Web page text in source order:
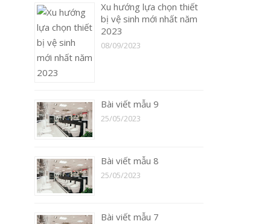
Xu hướng lựa chọn thiết
bị vệ sinh mới nhất năm
2023
08/09/2023
Bài viết mẫu 9
25/05/2023
Bài viết mẫu 8
25/05/2023
Bài viết mẫu 7